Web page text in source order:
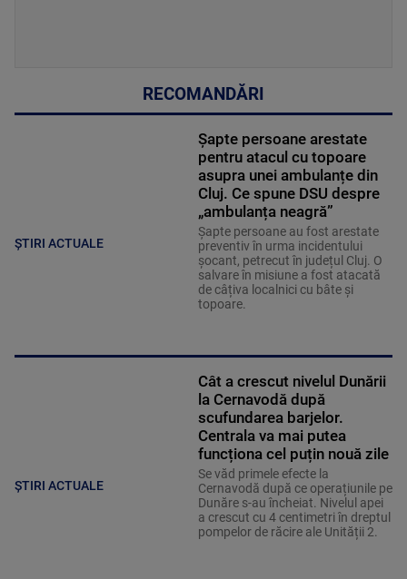
RECOMANDĂRI
ȘTIRI ACTUALE
Șapte persoane arestate
pentru atacul cu topoare
asupra unei ambulanțe din
Cluj. Ce spune DSU despre
„ambulanța neagră”
Șapte persoane au fost arestate
preventiv în urma incidentului
șocant, petrecut în județul Cluj. O
salvare în misiune a fost atacată
de câțiva localnici cu bâte și
topoare.
ȘTIRI ACTUALE
Cât a crescut nivelul Dunării
la Cernavodă după
scufundarea barjelor.
Centrala va mai putea
funcționa cel puțin nouă zile
Se văd primele efecte la
Cernavodă după ce operațiunile pe
Dunăre s-au încheiat. Nivelul apei
a crescut cu 4 centimetri în dreptul
pompelor de răcire ale Unității 2.